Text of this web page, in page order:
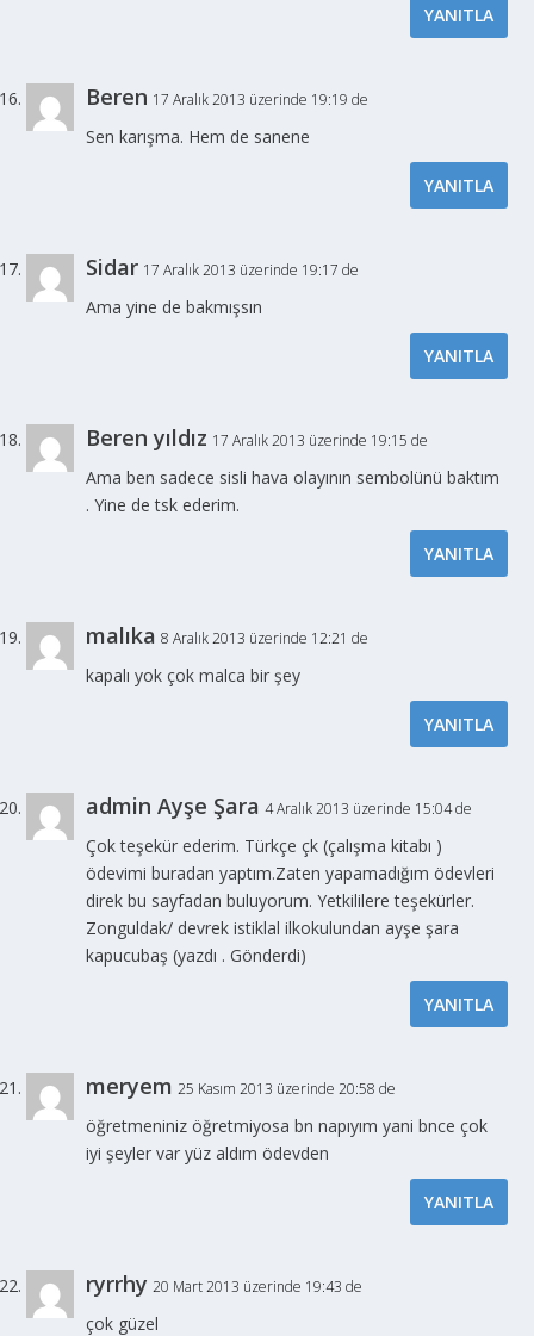
YANITLA
Beren 17 Aralık 2013 üzerinde 19:19 de
Sen karışma. Hem de sanene
YANITLA
Sidar 17 Aralık 2013 üzerinde 19:17 de
Ama yine de bakmışsın
YANITLA
Beren yıldız 17 Aralık 2013 üzerinde 19:15 de
Ama ben sadece sisli hava olayının sembolünü baktım
. Yine de tsk ederim.
YANITLA
malıka 8 Aralık 2013 üzerinde 12:21 de
kapalı yok çok malca bir şey
YANITLA
admin Ayşe Şara 4 Aralık 2013 üzerinde 15:04 de
Çok teşekür ederim. Türkçe çk (çalışma kitabı )
ödevimi buradan yaptım.Zaten yapamadığım ödevleri
direk bu sayfadan buluyorum. Yetkililere teşekürler.
Zonguldak/ devrek istiklal ilkokulundan ayşe şara
kapucubaş (yazdı . Gönderdi)
YANITLA
meryem 25 Kasım 2013 üzerinde 20:58 de
öğretmeniniz öğretmiyosa bn napıyım yani bnce çok
iyi şeyler var yüz aldım ödevden
YANITLA
ryrrhy 20 Mart 2013 üzerinde 19:43 de
çok güzel